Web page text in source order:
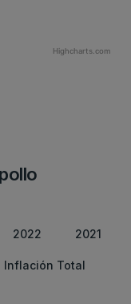
Highcharts.com
2022 2021
Inflación Total